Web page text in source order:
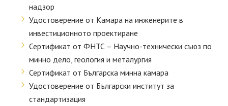
надзор
Удостоверение от Камара на инженерите в
инвестиционното проектиране
Сертификат от ФНТС – Научно-технически съюз по
минно дело, геология и металургия
Сертификат от Българска минна камара
Удостоверение от Български институт за
стандартизация